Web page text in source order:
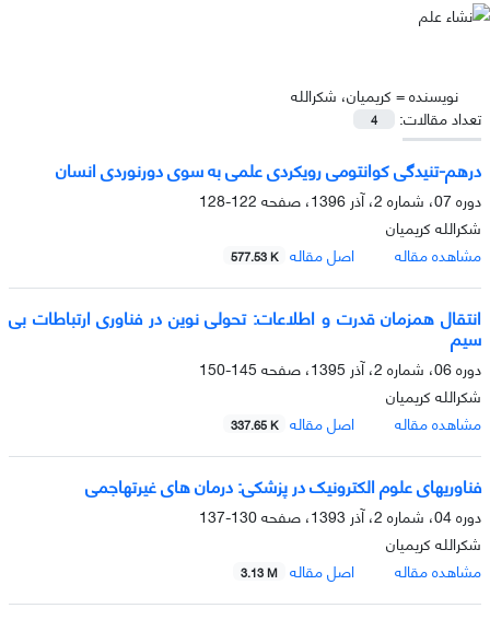
نویسنده =کریمیان، شکرالله
تعداد مقالات:
4
درهم-تنیدگی کوانتومی رویکردی علمی به سوی دورنوردی انسان
دوره 07، شماره 2، آذر 1396، صفحه
122-128
شکرالله کریمیان
مشاهده مقاله
اصل مقاله 577.53 K
انتقال همزمان قدرت و اطلاعات: تحولی نوین در فناوری ارتباطات بی
سیم
دوره 06، شماره 2، آذر 1395، صفحه
145-150
شکرالله کریمیان
مشاهده مقاله
اصل مقاله 337.65 K
فناوریهای علوم الکترونیک در پزشکی: درمان های غیرتهاجمی
دوره 04، شماره 2، آذر 1393، صفحه
130-137
شکرالله کریمیان
مشاهده مقاله
اصل مقاله 3.13 M